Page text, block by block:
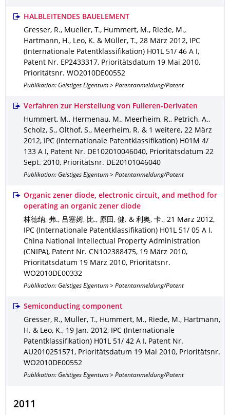
HALBLEITENDES BAUELEMENT
Gresser, R., Mueller, T., Hummert, M., Riede, M.,
Hartmann, H., Leo, K. & Müller, T., 28 März 2012,
IPC
(Internationale Patentklassifikation) H01L 51/ 46 A I ,
Patent Nr. EP2433317, Prioritätsdatum 19 Mai 2010,
Prioritätsnr. WO2010DE00552
Publikation: Geistiges Eigentum > Patentanmeldung/Patent
Verfahren zur Herstellung von Fulleren-Derivaten
Hummert, M., Hermenau, M., Meerheim, R., Petrich, A.,
Scholz, S., Olthof, S., Meerheim, R. & 1 weitere, 22 März
2012,
IPC (Internationale Patentklassifikation) H01M 4/
133 A I , Patent Nr. DE102010046040, Prioritätsdatum 22
Sept. 2010, Prioritätsnr. DE20101046040
Publikation: Geistiges Eigentum > Patentanmeldung/Patent
Organic zener diode, electronic circuit, and method for
operating an organic zener diode
林德纳, 弗., 吕塞姆, 比., 原田, 健. & 利奥, 卡., 21 März 2012,
IPC (Internationale Patentklassifikation) H01L 51/ 05 A I ,
China National Intellectual Property Administration
(CNIPA), Patent Nr. CN102388475, 19 März 2010,
Prioritätsdatum 19 März 2010, Prioritätsnr.
WO2010DE00332
Publikation: Geistiges Eigentum > Patentanmeldung/Patent
Semiconducting component
Gresser, R., Muller, T., Hummert, M., Riede, M., Hartmann,
H. & Leo, K., 19 Jan. 2012,
IPC (Internationale
Patentklassifikation) H01L 51/ 42 A I , Patent Nr.
AU2010251571 , Prioritätsdatum 19 Mai 2010, Prioritätsnr.
WO2010DE00552
Publikation: Geistiges Eigentum > Patentanmeldung/Patent
2011